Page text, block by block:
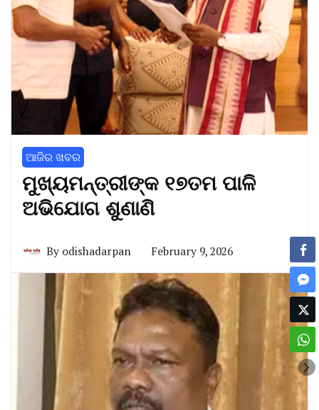
ଆଜିର ଖବର
ମୁଖ୍ୟମନ୍ତ୍ରୀଙ୍କ ୧୭ତମ ପାଳି
ଅଭିଯୋଗ ଶୁଣାଣି
By odishadarpan February 9, 2026